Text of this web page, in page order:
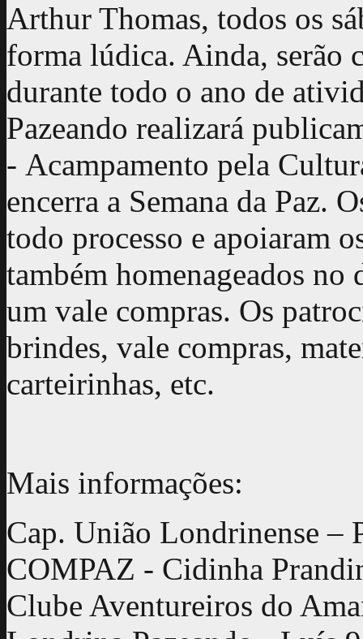
Arthur Thomas, todos os
forma lúdica. Ainda,
durante todo o ano de
Pazeando realizará
- Acampamento pela
encerra a Semana da Paz.
todo processo e apoiaram
também homenageados no
um vale compras. Os
brindes, vale compras,
carteirinhas, etc.
Mais informações:
Cap. União Londrinense –
COMPAZ - Cidinha
Clube Aventureiros do